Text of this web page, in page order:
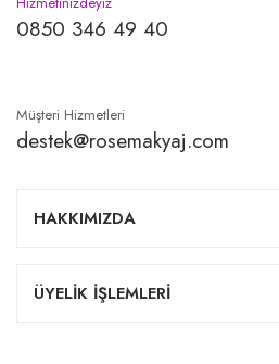
0850 346 49 40
Müşteri Hizmetleri
destek@rosemakyaj.com
HAKKIMIZDA
ÜYELİK İŞLEMLERİ